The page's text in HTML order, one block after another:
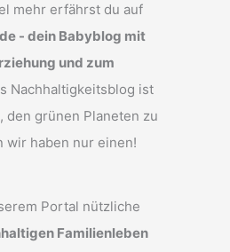
mehr erfährst du auf
- dein Babyblog mit
und zum
Nachhaltigkeitsblog ist
den grünen Planeten zu
wir haben nur einen!
Portal nützliche
Familienleben